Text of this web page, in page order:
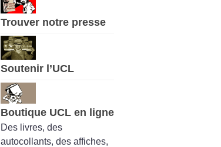
Trouver notre presse
Soutenir l’UCL
Boutique UCL en ligne
Des livres, des
autocollants, des affiches,